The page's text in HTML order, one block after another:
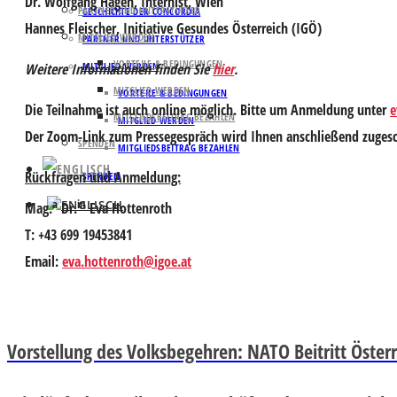
GESCHICHTE DER CONCORDIA
PARTNER UND UNTERSTÜTZER
MITGLIED WERDEN
VORTEILE & BEDINGUNGEN
MITGLIED WERDEN
MITGLIEDSBEITRAG BEZAHLEN
SPENDEN
PARTNER UND UNTERSTÜTZER
MITGLIED WERDEN
VORTEILE & BEDINGUNGEN
MITGLIED WERDEN
MITGLIEDSBEITRAG BEZAHLEN
SPENDEN
Hannes Fleischer, Initiative Gesundes Österreich (IGÖ)
Weitere Informationen finden Siehier.
Die Teilnahme ist auch online möglich. Bitte um Anmeldung unter
Der Zoom-Link zum Pressegespräch wird Ihnen anschließend
Rückfragen und Anmeldung:
Mag.aDr.inEva Hottenroth
T: +43 699 19453841
Email:eva.hottenroth@igoe.at
Vorstellung des Volksbegehren: NATO Beitritt